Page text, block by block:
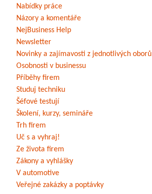
Nabídky práce
Názory a komentáře
NejBusiness Help
Newsletter
Novinky a zajímavosti z jednotlivých oborů
Osobnosti v businessu
Příběhy firem
Studuj techniku
Šéfové testují
Školení, kurzy, semináře
Trh firem
Uč s a vyhraj!
Ze života firem
Zákony a vyhlášky
V automotive
Veřejné zakázky a poptávky